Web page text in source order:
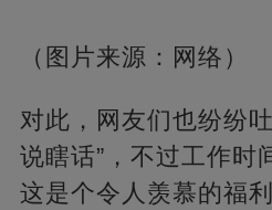
（图片来源：网络）
对此，网友们也纷纷
说瞎话”，不过工作时
这是个令人羡慕的福利